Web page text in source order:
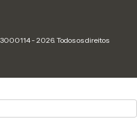
- 2026. Todos os direitos